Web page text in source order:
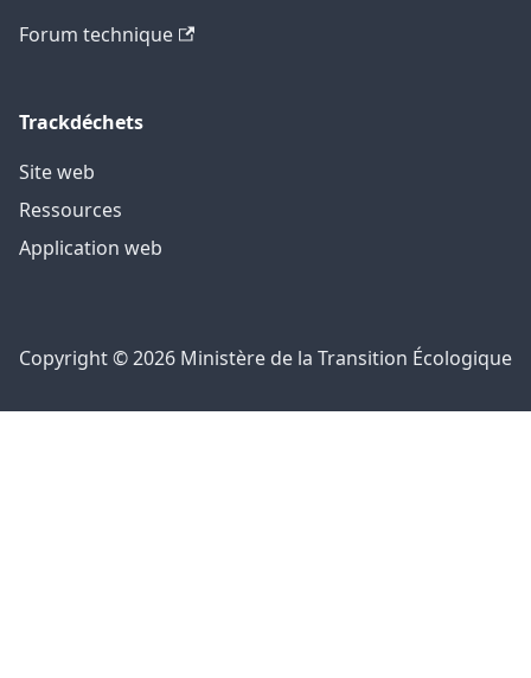
Forum technique
Trackdéchets
Site web
Ressources
Application web
Copyright © 2026 Ministère de la Transition Écologique